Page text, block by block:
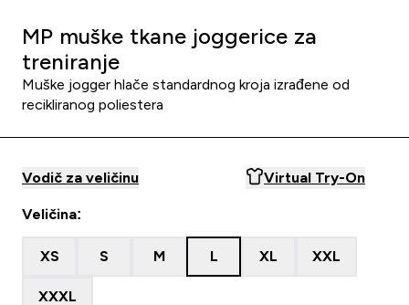
MP muške tkane joggerice za
treniranje
Muške jogger hlače standardnog kroja izrađene od
recikliranog poliestera
Vodič za veličinu Virtual Try-On
Veličina:
XS S M L XL XXL
XXXL